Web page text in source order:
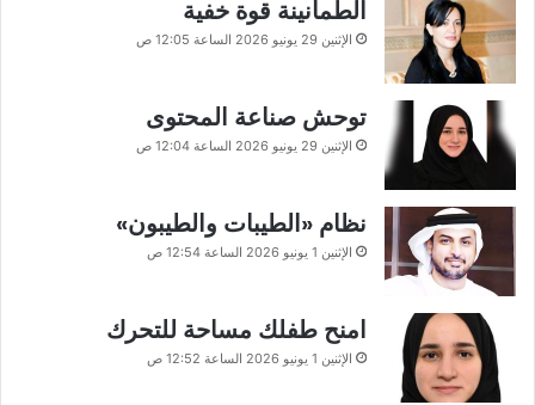
الطمأنينة قوة خفية
الإثنين 29 يونيو 2026 الساعة 12:05 ص
توحش صناعة المحتوى
الإثنين 29 يونيو 2026 الساعة 12:04 ص
نظام «الطيبات والطيبون»
الإثنين 1 يونيو 2026 الساعة 12:54 ص
امنح طفلك مساحة للتحرك
الإثنين 1 يونيو 2026 الساعة 12:52 ص